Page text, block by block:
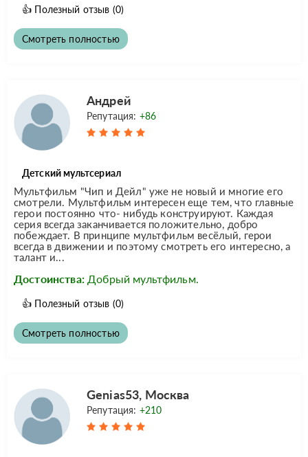
👍 Полезный отзыв (0)
Смотреть полностью
Андрей
Репутация: +86
Детский мультсериал
Мультфильм "Чип и Дейл" уже не новый и многие его
смотрели. Мультфильм интересен еще тем, что главные
герои постоянно что- нибудь конструируют. Каждая
серия всегда заканчивается положительно, добро
побеждает. В принципе мультфильм весёлый, герои
всегда в движении и поэтому смотреть его интересно, а
талант и...
Достоинства: Добрый мультфильм.
👍 Полезный отзыв (0)
Смотреть полностью
Genias53, Москва
Репутация: +210